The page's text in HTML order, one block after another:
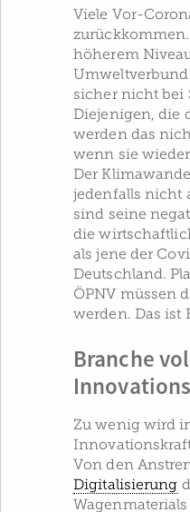
Viele Vor-
höherem
Umweltverbund
sicher nicht bei
Diejenigen, die
werden das
wenn sie
Der
jedenfalls nicht
sind seine
die
als jene der
Deutschland.
ÖPNV müssen
werden. Das ist
Branche
Zu wenig wird
Von den
Digitalisierung